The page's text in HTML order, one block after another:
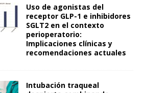
Uso de agonistas del
receptor GLP-1 e inhibidores
SGLT2 en el contexto
perioperatorio:
Implicaciones clínicas y
recomendaciones actuales
Intubación traqueal